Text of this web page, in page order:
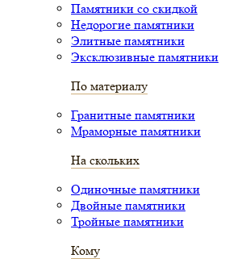
Памятники со скидкой
Недорогие памятники
Элитные памятники
Эксклюзивные памятники
По материалу
Гранитные памятники
Мраморные памятники
На скольких
Одиночные памятники
Двойные памятники
Тройные памятники
Кому